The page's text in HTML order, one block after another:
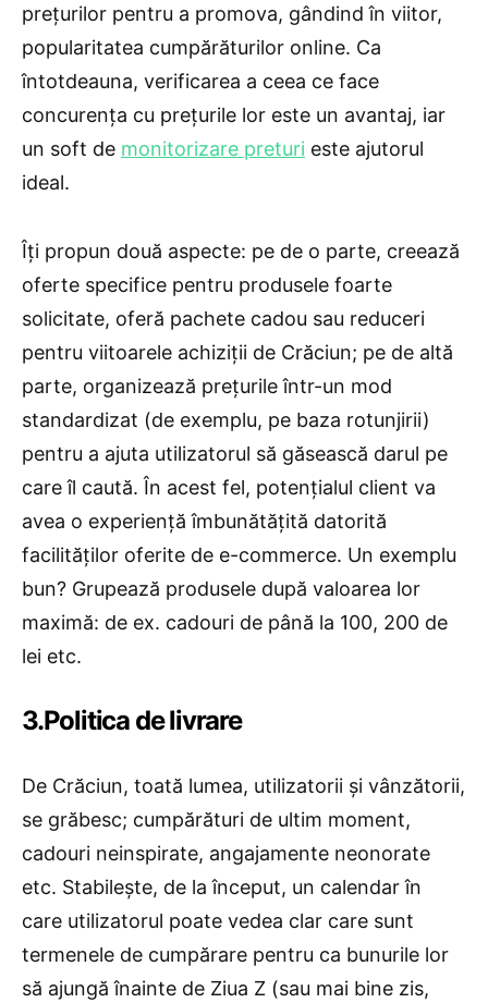
prețurilor pentru a promova, gândind în viitor,
popularitatea cumpărăturilor online. Ca
întotdeauna, verificarea a ceea ce face
concurența cu prețurile lor este un avantaj, iar
un soft de monitorizare preturi este ajutorul
ideal.
Îți propun două aspecte: pe de o parte, creează
oferte specifice pentru produsele foarte
solicitate, oferă pachete cadou sau reduceri
pentru viitoarele achiziții de Crăciun; pe de altă
parte, organizează prețurile într-un mod
standardizat (de exemplu, pe baza rotunjirii)
pentru a ajuta utilizatorul să găsească darul pe
care îl caută. În acest fel, potențialul client va
avea o experiență îmbunătățită datorită
facilităților oferite de e-commerce. Un exemplu
bun? Grupează produsele după valoarea lor
maximă: de ex. cadouri de până la 100, 200 de
lei etc.
3.Politica de livrare
De Crăciun, toată lumea, utilizatorii și vânzătorii,
se grăbesc; cumpărături de ultim moment,
cadouri neinspirate, angajamente neonorate
etc. Stabilește, de la început, un calendar în
care utilizatorul poate vedea clar care sunt
termenele de cumpărare pentru ca bunurile lor
să ajungă înainte de Ziua Z (sau mai bine zis,